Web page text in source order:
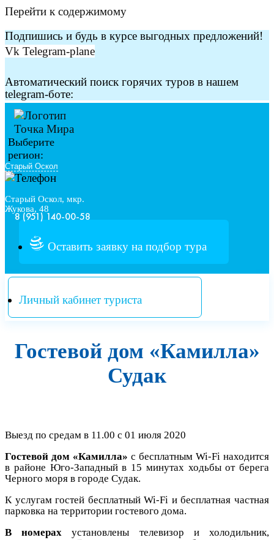
Перейти к содержимому
Подпишись и будь в курсе выгодных предложений!
Vk Telegram-plane
Автоматический поиск горячих туров в нашем
telegram-боте:
Выберите
регион:
Старый Оскол, мкр.
Жукова, 48
8 (951) 140-00-58
Оставить заявку на подбор тура
Личный кабинет туриста
Гостевой дом «Камилла»
Судак
Выезд по средам в 11.00 с 01 июля 2020
Гостевой дом «Камилла» с бесплатным Wi-Fi находится
в районе Юго-Западный в 15 минутах ходьбы от берега
Черного моря в городе Судак.
К услугам гостей бесплатный Wi-Fi и бесплатная частная
парковка на территории гостевого дома.
В номерах установлены телевизор и холодильник,